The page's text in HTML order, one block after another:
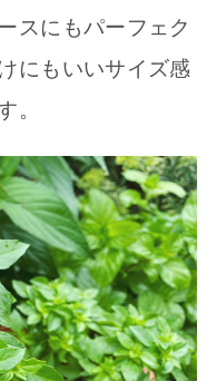
スにもパーフェク
にもいいサイズ感
。